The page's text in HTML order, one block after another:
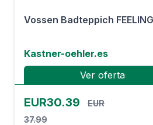
Vossen Badteppich
Kastner-oehler.es
Ver oferta
EUR30.39
EUR
37.99